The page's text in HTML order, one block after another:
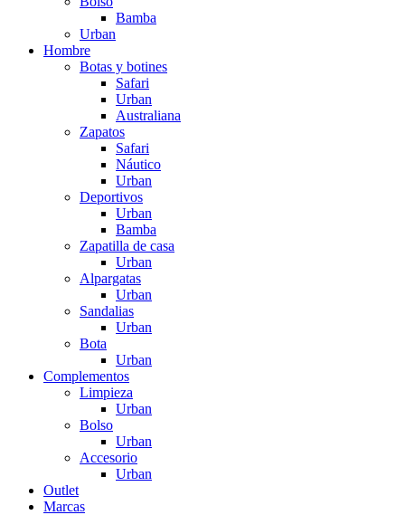
Bamba
Urban
Hombre
Botas y botines
Safari
Urban
Australiana
Zapatos
Safari
Náutico
Urban
Deportivos
Urban
Bamba
Zapatilla de casa
Urban
Alpargatas
Urban
Sandalias
Urban
Bota
Urban
Complementos
Limpieza
Urban
Bolso
Urban
Accesorio
Urban
Outlet
Marcas